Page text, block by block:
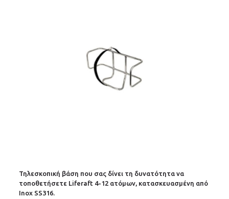
Τηλεσκοπική βάση που σας δίνει τη δυνατότητα να
τοποθετήσετε Liferaft 4-12 ατόμων, κατασκευασμένη από
Inox SS316.